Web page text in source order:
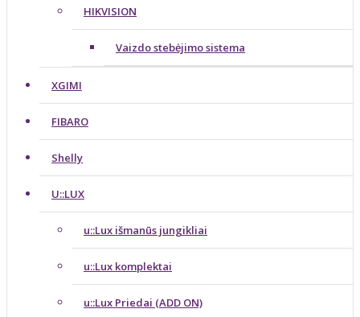
HIKVISION
Vaizdo stebėjimo sistema
XGIMI
FIBARO
Shelly
U::LUX
u::Lux išmanūs jungikliai
u::Lux komplektai
u::Lux Priedai (ADD ON)